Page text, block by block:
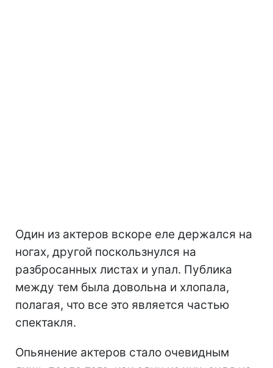
Один из актеров вскоре еле держался на
ногах, другой поскользнулся на
разбросанных листах и упал. Публика
между тем была довольна и хлопала,
полагая, что все это является частью
спектакля.
Опьянение актеров стало очевидным